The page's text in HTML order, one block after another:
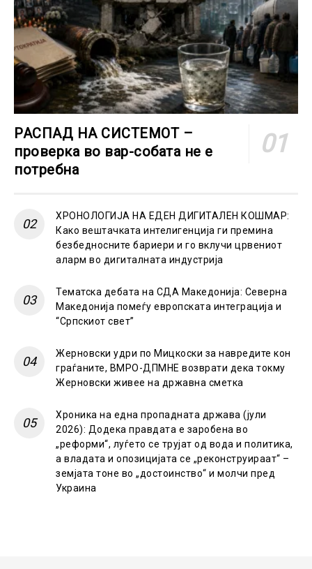
РАСПАД НА СИСТЕМОТ –
проверка во вар-собата не е
потребна
ХРОНОЛОГИЈА НА ЕДЕН ДИГИТАЛЕН КОШМАР:
Како вештачката интелигенција ги премина
безбедносните бариери и го вклучи црвениот
аларм во дигиталната индустрија
Тематска дебата на СДА Македонија: Северна
Македонија помеѓу европската интеграција и
“Српскиот свет”
Жерновски удри по Мицкоски за навредите кон
граѓаните, ВМРО-ДПМНЕ возврати дека токму
Жерновски живее на државна сметка
Хроника на една пропадната држава (јули
2026): Додека правдата е заробена во
„реформи“, луѓето се трујат од вода и политика,
а владата и опозицијата се „реконструираат“ –
земјата тоне во „достоинство“ и молчи пред
Украина